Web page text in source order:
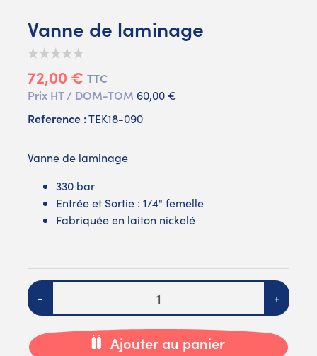
Vanne de laminage
72,00 € TTC
Prix HT / DOM-TOM 60,00 €
Reference :TEK18-090
Vanne de laminage
330 bar
Entrée et Sortie : 1/4" femelle
Fabriquée en laiton nickelé
Quantité
- +
Ajouter au panier